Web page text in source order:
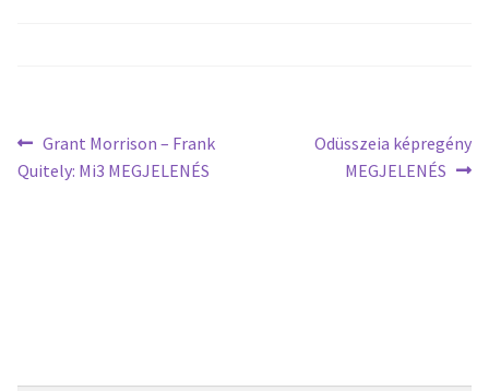
Grant Morrison – Frank
Quitely: Mi3 MEGJELENÉS
Odüsszeia képregény
MEGJELENÉS